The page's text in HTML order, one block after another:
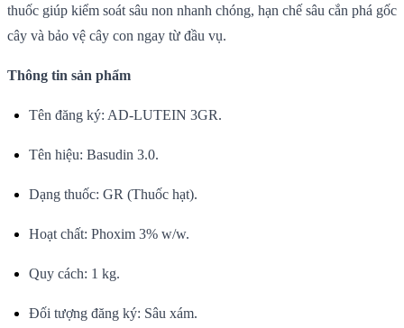
thuốc giúp kiểm soát sâu non nhanh chóng, hạn chế sâu cắn phá gốc
cây và bảo vệ cây con ngay từ đầu vụ.
Thông tin sản phẩm
Tên đăng ký: AD-LUTEIN 3GR.
Tên hiệu: Basudin 3.0.
Dạng thuốc: GR (Thuốc hạt).
Hoạt chất: Phoxim 3% w/w.
Quy cách: 1 kg.
Đối tượng đăng ký: Sâu xám.